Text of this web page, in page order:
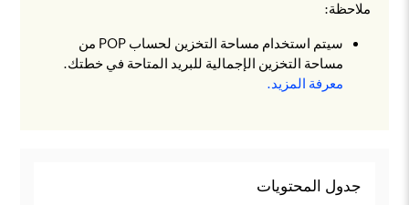
ملاحظة:
سيتم استخدام مساحة التخزين لحساب POP من
مساحة التخزين الإجمالية للبريد المتاحة في خطتك.
معرفة المزيد.
جدول المحتويات